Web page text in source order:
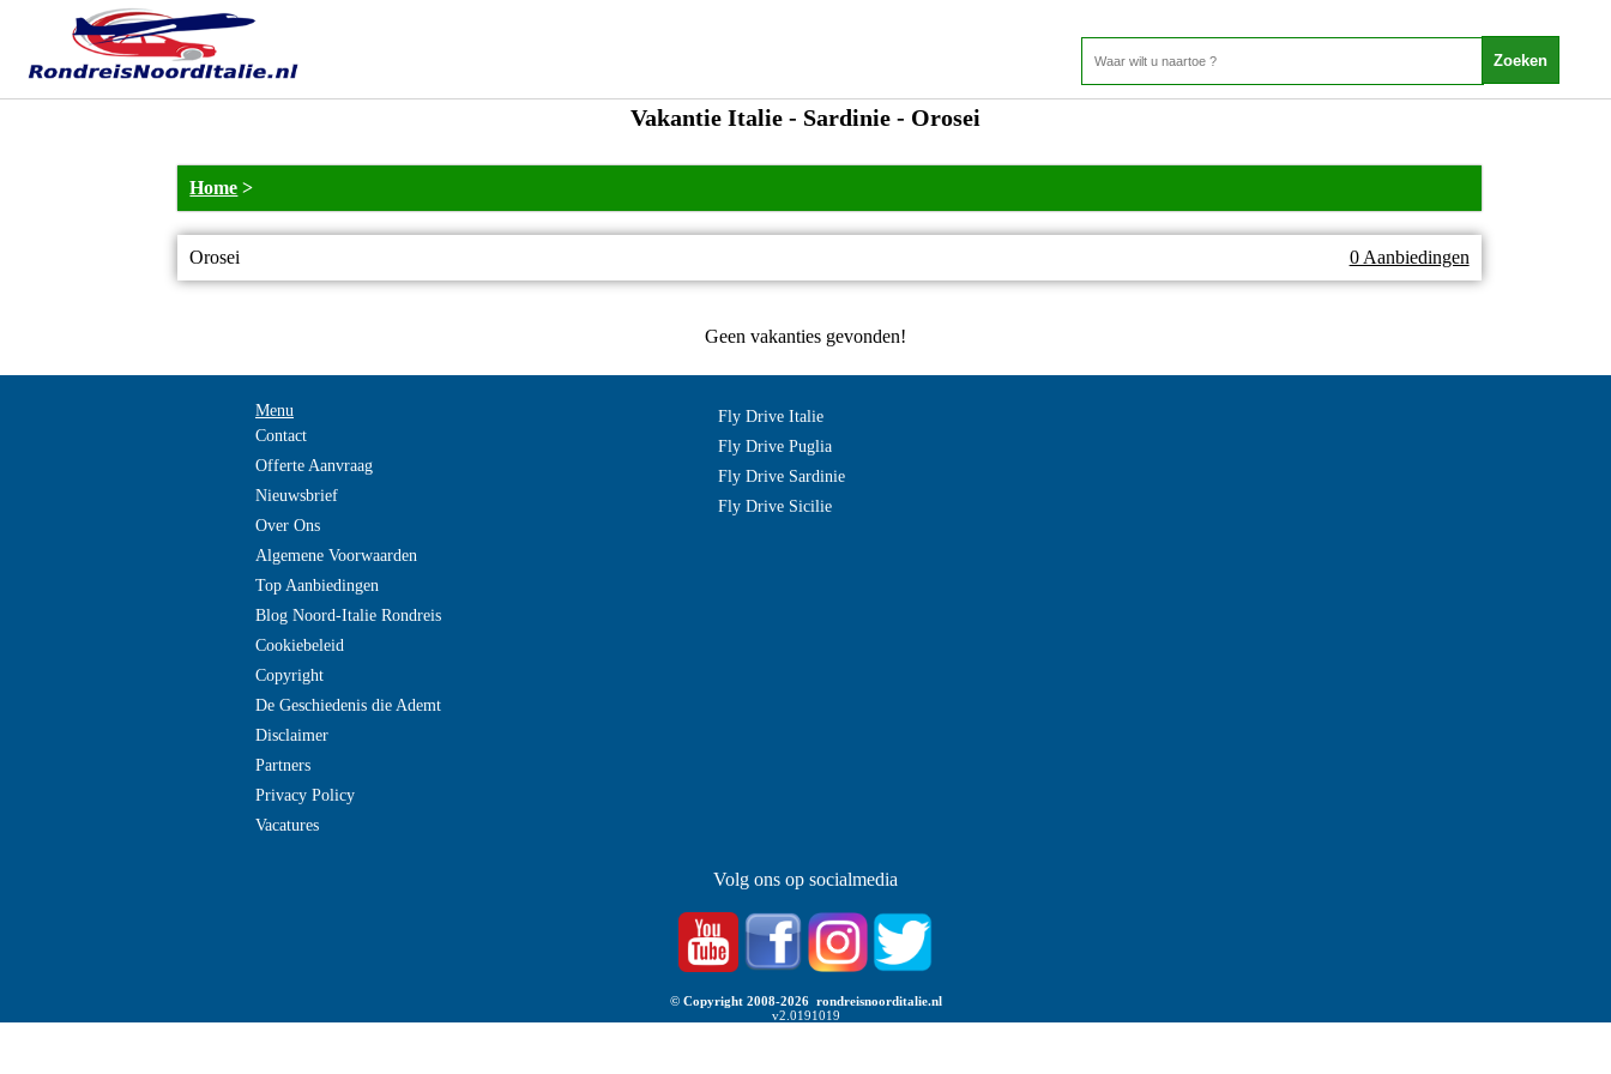
Vakantie Italie - Sardinie - Orosei
Home >
Orosei 0 Aanbiedingen
Geen vakanties gevonden!
Menu
Contact
Offerte Aanvraag
Nieuwsbrief
Over Ons
Algemene Voorwaarden
Top Aanbiedingen
Blog Noord-Italie Rondreis
Cookiebeleid
Copyright
De Geschiedenis die Ademt
Disclaimer
Partners
Privacy Policy
Vacatures
Fly Drive Italie
Fly Drive Puglia
Fly Drive Sardinie
Fly Drive Sicilie
Volg ons op socialmedia
© Copyright 2008-2026 rondreisnoorditalie.nl
v2.0191019